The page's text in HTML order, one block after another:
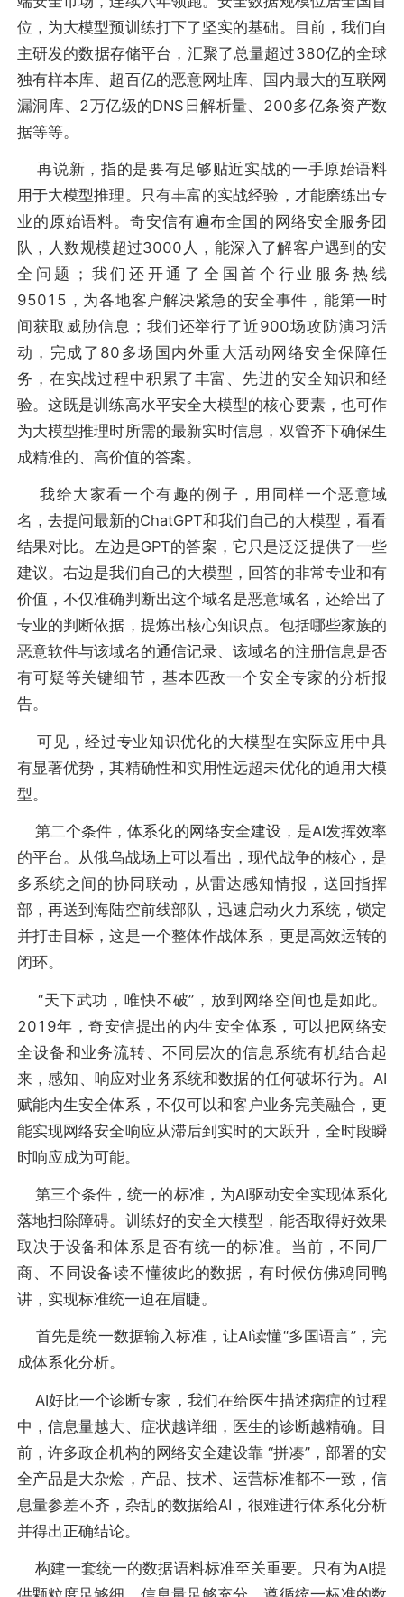
位，为大模型预训练打下了坚实的基础。目前，我们自
主研发的数据存储平台，汇聚了总量超过380亿的全球
独有样本库、超百亿的恶意网址库、国内最大的互联网
漏洞库、2万亿级的DNS日解析量、200多亿条资产数
据等等。
再说新，指的是要有足够贴近实战的一手原始语料
用于大模型推理。只有丰富的实战经验，才能磨练出专
业的原始语料。奇安信有遍布全国的网络安全服务团
队，人数规模超过3000人，能深入了解客户遇到的安
全问题；我们还开通了全国首个行业服务热线
95015，为各地客户解决紧急的安全事件，能第一时
间获取威胁信息；我们还举行了近900场攻防演习活
动，完成了80多场国内外重大活动网络安全保障任
务，在实战过程中积累了丰富、先进的安全知识和经
验。这既是训练高水平安全大模型的核心要素，也可作
为大模型推理时所需的最新实时信息，双管齐下确保生
成精准的、高价值的答案。
我给大家看一个有趣的例子，用同样一个恶意域
名，去提问最新的ChatGPT和我们自己的大模型，看看
结果对比。左边是GPT的答案，它只是泛泛提供了一些
建议。右边是我们自己的大模型，回答的非常专业和有
价值，不仅准确判断出这个域名是恶意域名，还给出了
专业的判断依据，提炼出核心知识点。包括哪些家族的
恶意软件与该域名的通信记录、该域名的注册信息是否
有可疑等关键细节，基本匹敌一个安全专家的分析报
告。
可见，经过专业知识优化的大模型在实际应用中具
有显著优势，其精确性和实用性远超未优化的通用大模
型。
第二个条件，体系化的网络安全建设，是AI发挥效率
的平台。从俄乌战场上可以看出，现代战争的核心，是
多系统之间的协同联动，从雷达感知情报，送回指挥
部，再送到海陆空前线部队，迅速启动火力系统，锁定
并打击目标，这是一个整体作战体系，更是高效运转的
闭环。
“天下武功，唯快不破”，放到网络空间也是如此。
2019年，奇安信提出的内生安全体系，可以把网络安
全设备和业务流转、不同层次的信息系统有机结合起
来，感知、响应对业务系统和数据的任何破坏行为。AI
赋能内生安全体系，不仅可以和客户业务完美融合，更
能实现网络安全响应从滞后到实时的大跃升，全时段瞬
时响应成为可能。
第三个条件，统一的标准，为AI驱动安全实现体系化
落地扫除障碍。训练好的安全大模型，能否取得好效果
取决于设备和体系是否有统一的标准。当前，不同厂
商、不同设备读不懂彼此的数据，有时候仿佛鸡同鸭
讲，实现标准统一迫在眉睫。
首先是统一数据输入标准，让AI读懂“多国语言”，完
成体系化分析。
AI好比一个诊断专家，我们在给医生描述病症的过程
中，信息量越大、症状越详细，医生的诊断越精确。目
前，许多政企机构的网络安全建设靠 “拼凑”，部署的安
全产品是大杂烩，产品、技术、运营标准都不一致，信
息量参差不齐，杂乱的数据给AI，很难进行体系化分析
并得出正确结论。
构建一套统一的数据语料标准至关重要。只有为AI提